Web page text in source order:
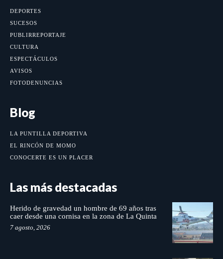
DEPORTES
SUCESOS
PUBLIRREPORTAJE
CULTURA
ESPECTÁCULOS
AVISOS
FOTODENUNCIAS
Blog
LA PUNTILLA DEPORTIVA
EL RINCÓN DE MOMO
CONOCERTE ES UN PLACER
Las más destacadas
Herido de gravedad un hombre de 69 años tras
caer desde una cornisa en la zona de La Quinta
7 agosto, 2026